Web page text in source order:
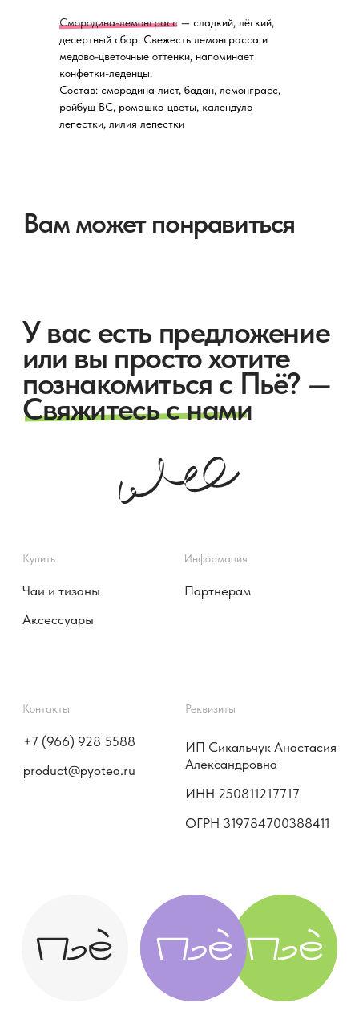
Смородина-лемонграсс — сладкий, лёгкий,
десертный сбор. Свежесть лемонграсса и
медово-цветочные оттенки, напоминает
конфетки-леденцы.
Состав: смородина лист, бадан, лемонграсс,
ройбуш ВС, ромашка цветы, календула
лепестки, лилия лепестки
+7 (966) 928 5588
product@pyotea.ru
ИП Сикальчук Анастасия
Александровна
Реквизиты
Согласие на получение
информационных и рекламных
сообщений
Соглашение на обработку
персональных данных
Разработка сайта
Наверх
©️ 2025 Пьё